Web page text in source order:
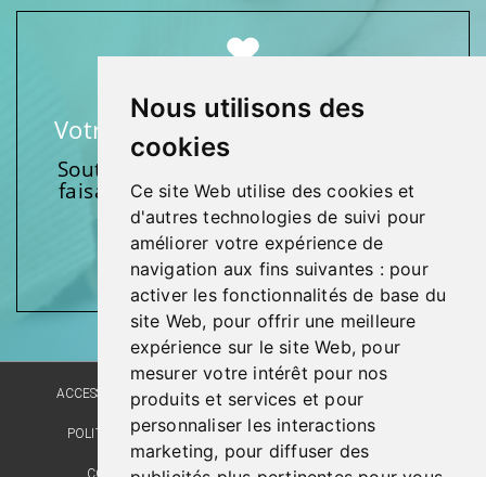
Nous utilisons des
cookies
Ce site Web utilise des cookies et
d'autres technologies de suivi pour
améliorer votre expérience de
navigation aux fins suivantes : pour
activer les fonctionnalités de base du
site Web, pour offrir une meilleure
expérience sur le site Web, pour
mesurer votre intérêt pour nos
produits et services et pour
personnaliser les interactions
marketing, pour diffuser des
Votre soutien fait une différence
Soutenez l’une de nos fondations en
faisant un don et en participant aux
activités.
Donnez généreusement!
ACCESSIBILITÉ PLAN DU SITE POLITIQUE LINGUISTIQUE
POLITIQUE DE CONFIDENTIALITÉ RÉALISATION DU SITE
COMMENTAIRES, SUGGESTIONS, REMERCIEMENTS